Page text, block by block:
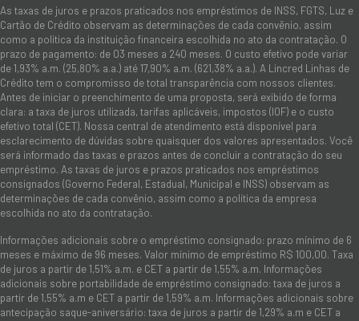
As taxas de juros e prazos praticados nos empréstimos de INSS, FGTS, Luz e
Cartão de Crédito observam as determinações de cada convênio, assim
como a política da instituição financeira escolhida no ato da contratação. O
prazo de pagamento: de 03 meses a 240 meses. O custo efetivo pode variar
de 1,93% a.m. (25,80% a.a.) até 17,90% a.m. (621,38% a.a.). A Lincred Linhas de
Crédito tem o compromisso de total transparência com nossos clientes.
Antes de iniciar o preenchimento de uma proposta, será exibido de forma
clara: a taxa de juros utilizada, tarifas aplicáveis, impostos (IOF) e o custo
efetivo total (CET). Nossa central de atendimento está disponível para
esclarecimento de dúvidas sobre quaisquer dos valores apresentados. Você
será informado das taxas e prazos antes de concluir a contratação do seu
empréstimo. As taxas de juros e prazos praticados nos empréstimos
consignados (Governo Federal, Estadual, Municipal e INSS) observam as
determinações de cada convênio, assim como a política da empresa
escolhida no ato da contratação.
Informações adicionais sobre o empréstimo consignado: prazo mínimo de 6
meses e máximo de 96 meses. Valor mínimo de empréstimo R$ 100,00. Taxa
de juros a partir de 1,51% a.m. e CET a partir de 1,55% a.m. Informações
adicionais sobre portabilidade de empréstimo consignado: taxa de juros a
partir de 1,55% a.m e CET a partir de 1,59% a.m. Informações adicionais sobre
antecipação saque-aniversário: taxa de juros a partir de 1,29% a.m e CET a